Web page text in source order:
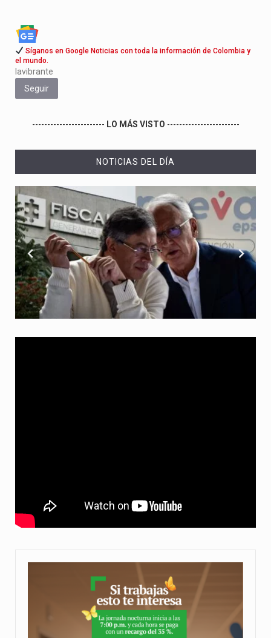
Síganos en Google Noticias con toda la información de Colombia y
el mundo.
lavibrante
Seguir
------------------------ LO MÁS VISTO ------------------------
NOTICIAS DEL DÍA